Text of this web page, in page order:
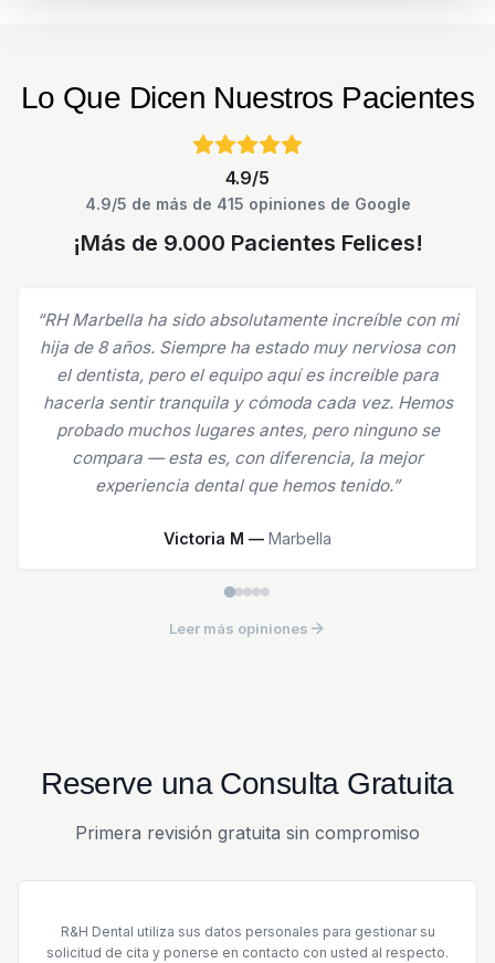
Lo Que Dicen Nuestros Pacientes
4.9/5
4.9/5 de más de 415 opiniones de Google
¡Más de 9.000 Pacientes Felices!
“RH Marbella ha sido absolutamente increíble con mi
hija de 8 años. Siempre ha estado muy nerviosa con
el dentista, pero el equipo aquí es increíble para
hacerla sentir tranquila y cómoda cada vez. Hemos
probado muchos lugares antes, pero ninguno se
compara — esta es, con diferencia, la mejor
experiencia dental que hemos tenido.”
Victoria M — Marbella
Leer más opiniones
Reserve una Consulta Gratuita
Primera revisión gratuita sin compromiso
R&H Dental utiliza sus datos personales para gestionar su
solicitud de cita y ponerse en contacto con usted al respecto.